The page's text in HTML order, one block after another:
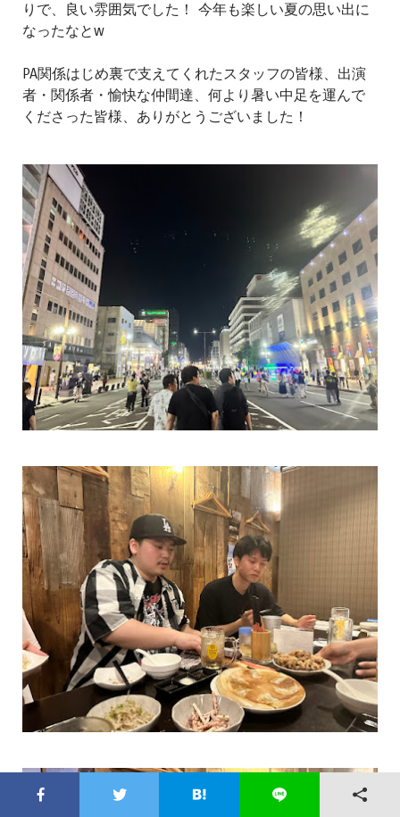
りで、良い雰囲気でした！ 今年も楽しい夏の思い出に
なったなとw
PA関係はじめ裏で支えてくれたスタッフの皆様、出演
者・関係者・愉快な仲間達、何より暑い中足を運んで
くださった皆様、ありがとうございました！